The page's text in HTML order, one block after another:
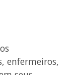
enfermeiros,